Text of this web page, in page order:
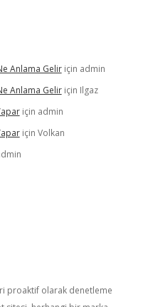
Anlama Geliriçin admin
Anlama Geliriçin Ilgaz
için admin
için Volkan
proaktif olarak denetleme